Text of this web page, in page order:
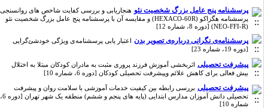
پرسشنامه پنج عامل بزرگ شخصیت نئو هنجاریابی و بررسی کفایت شاخص های روانسنجی
پرسشنامه هگزاکو (HEXACO-60R) و مقایسه آن با پرسشنامه پنج عامل بزرگ شخصیت نئو
(NEO-FFI-R) [دوره 8، شماره 12]
پرسشنامه‌ی نگرانی درباره‌ی تصویر بدن اعتبار یابی پرسشنامه‌ی ویژگی خودشئ‌گرایی
[دوره 19، شماره 23]
پیشرفت تحصیلی اثربخشی آموزش فرزند پروری مثبت به مادران کودکان مبتلا به اختلال
بیش فعالی برای کاهش علائم وپیشرفت تحصیلی کودکان [دوره 6، شماره 10]
پیشرفت تحصیلی بررسی رابطه بین کیفیت خدمات آموزشی با سلامت روان و پیشرفت
تحصیلی دانش آموزان مدارس ابتدایی (پایه های پنجم و ششم) منطقه یک شهر تهران [دوره 6،
شماره 10]